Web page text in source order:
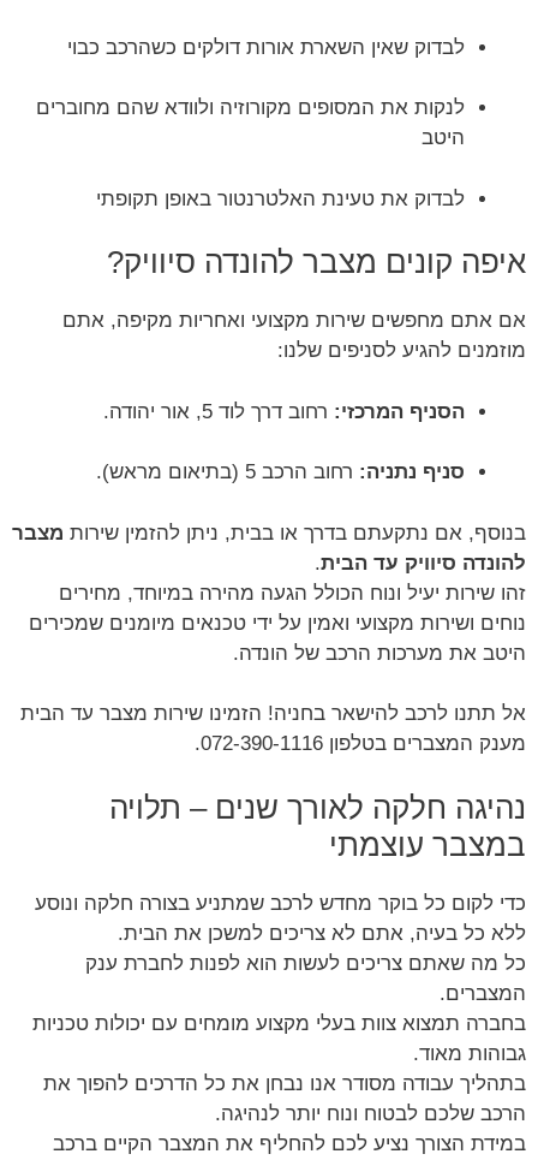
לבדוק שאין השארת אורות דולקים כשהרכב כבוי
לנקות את המסופים מקורוזיה ולוודא שהם מחוברים
היטב
לבדוק את טעינת האלטרנטור באופן תקופתי
איפה קונים מצבר להונדה סיוויק?
אם אתם מחפשים שירות מקצועי ואחריות מקיפה, אתם
מוזמנים להגיע לסניפים שלנו:
הסניף המרכזי: רחוב דרך לוד 5, אור יהודה.
סניף נתניה: רחוב הרכב 5 (בתיאום מראש).
בנוסף, אם נתקעתם בדרך או בבית, ניתן להזמין שירות מצבר
להונדה סיוויק עד הבית.
זהו שירות יעיל ונוח הכולל הגעה מהירה במיוחד, מחירים
נוחים ושירות מקצועי ואמין על ידי טכנאים מיומנים שמכירים
היטב את מערכות הרכב של הונדה.
אל תתנו לרכב להישאר בחניה! הזמינו שירות מצבר עד הבית
מענק המצברים בטלפון 072-390-1116.
נהיגה חלקה לאורך שנים – תלויה
במצבר עוצמתי
כדי לקום כל בוקר מחדש לרכב שמתניע בצורה חלקה ונוסע
ללא כל בעיה, אתם לא צריכים למשכן את הבית.
כל מה שאתם צריכים לעשות הוא לפנות לחברת ענק
המצברים.
בחברה תמצוא צוות בעלי מקצוע מומחים עם יכולות טכניות
גבוהות מאוד.
בתהליך עבודה מסודר אנו נבחן את כל הדרכים להפוך את
הרכב שלכם לבטוח ונוח יותר לנהיגה.
במידת הצורך נציע לכם להחליף את המצבר הקיים ברכב